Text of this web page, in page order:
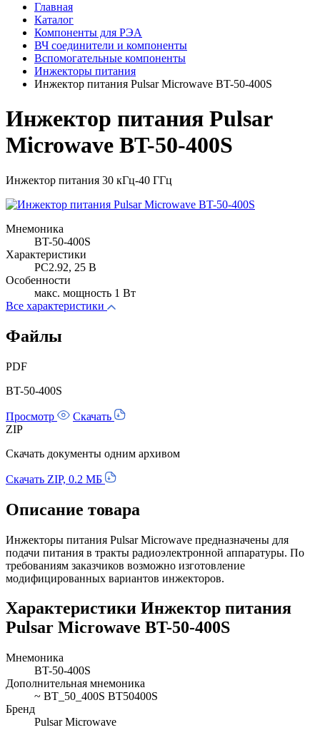
Главная
Каталог
Компоненты для РЭА
ВЧ соединители и компоненты
Вспомогательные компоненты
Инжекторы питания
Инжектор питания Pulsar Microwave BT-50-400S
Инжектор питания Pulsar
Microwave BT-50-400S
Инжектор питания 30 кГц-40 ГГц
Мнемоника
BT-50-400S
Характеристики
PC2.92, 25 В
Особенности
макс. мощность 1 Вт
Все характеристики
Файлы
PDF
BT-50-400S
Просмотр
Скачать
ZIP
Скачать документы одним архивом
Скачать ZIP, 0.2 МБ
Описание товара
Инжекторы питания Pulsar Microwave предназначены для
подачи питания в тракты радиоэлектронной аппаратуры. По
требованиям заказчиков возможно изготовление
модифицированных вариантов инжекторов.
Характеристики Инжектор питания
Pulsar Microwave BT-50-400S
Мнемоника
BT-50-400S
Дополнительная мнемоника
~ BT_50_400S BT50400S
Бренд
Pulsar Microwave